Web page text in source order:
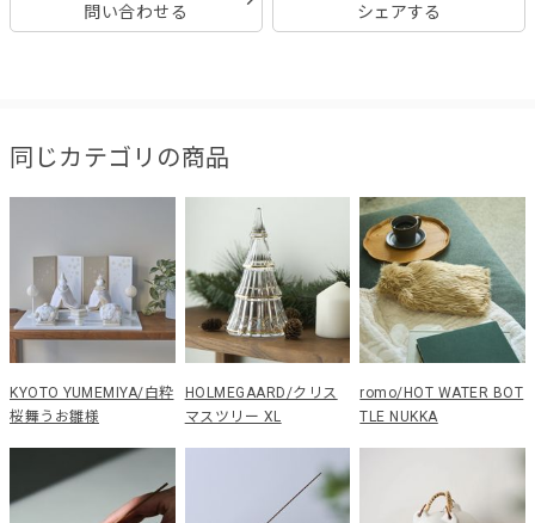
問い合わせる
シェアする
同じカテゴリの商品
KYOTO YUMEMIYA/白粋
桜舞うお雛様
HOLMEGAARD/クリス
マスツリー XL
romo/HOT WATER BOT
TLE NUKKA